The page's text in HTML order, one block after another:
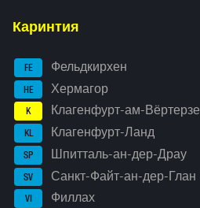
Каринтия
FE Фельдкирхен
HE Хермагор
K Клагенфурт-ам-Вёртерзе
KL Клагенфурт-Ланд
SP Шпитталь-ан-дер-Драу
SV Санкт-Файт-ан-дер-Глан
VI Филлах